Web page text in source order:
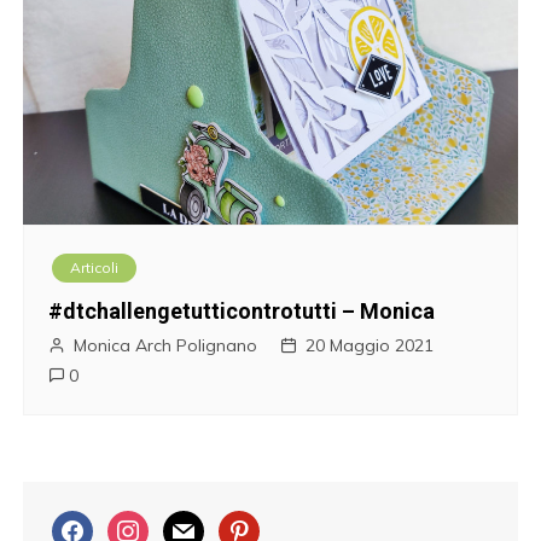
Articoli
#dtchallengetutticontrotutti – Monica
Monica Arch Polignano
20 Maggio 2021
0
f
i
m
p